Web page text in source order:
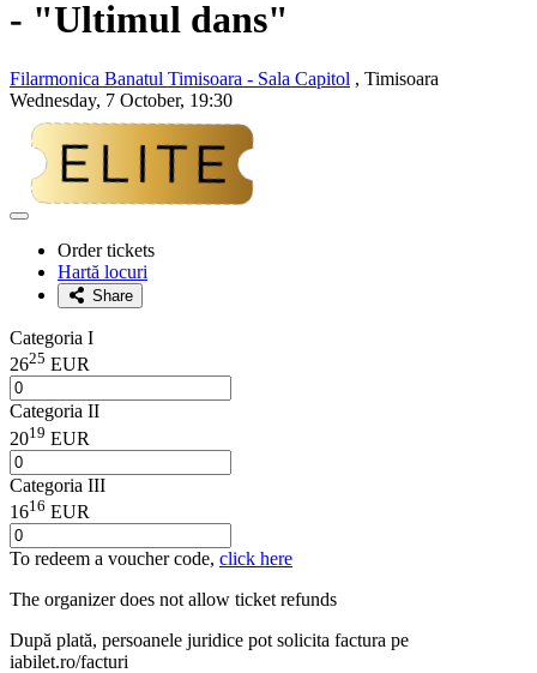
- "Ultimul dans"
Filarmonica Banatul Timisoara - Sala Capitol , Timisoara
Wednesday, 7 October, 19:30
Adaugă
favoriteOrder tickets
Hartă locuri
Share
Categoria I
2625 EUR
Categoria II
2019 EUR
Categoria III
1616 EUR
To redeem a voucher code, click here
The organizer does not allow ticket refunds
După plată, persoanele juridice pot solicita factura pe
iabilet.ro/facturi